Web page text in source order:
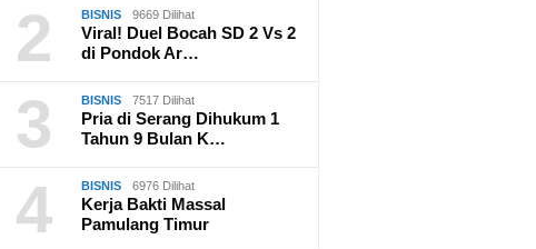
2 BISNIS 9669 Dilihat
Viral! Duel Bocah SD 2 Vs 2
di Pondok Ar…
3 BISNIS 7517 Dilihat
Pria di Serang Dihukum 1
Tahun 9 Bulan K…
4 BISNIS 6976 Dilihat
Kerja Bakti Massal
Pamulang Timur